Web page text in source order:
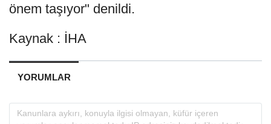
önem taşıyor" denildi.
Kaynak : İHA
YORUMLAR